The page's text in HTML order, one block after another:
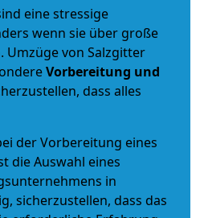
eine stressige
wenn sie über große
Umzüge von Salzgitter
Vorbereitung und
dass alles
der Vorbereitung eines
die Auswahl eines
in
sicherzustellen, dass das